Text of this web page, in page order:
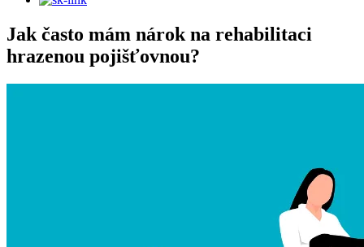
Jak často mám nárok na rehabilitaci
hrazenou pojišťovnou?